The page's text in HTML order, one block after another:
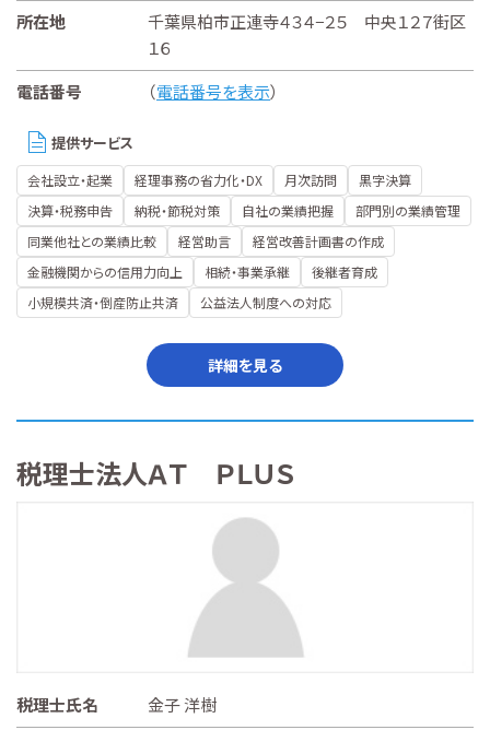
所在地
千葉県柏市正連寺４３４−２５ 中央１２７街区
１６
電話番号
（電話番号を表示）
提供サービス
会社設立・起業 経理事務の省力化・DX 月次訪問
黒字決算
決算・税務申告
納税・節税対策 自社の業績把握
部門別の業績管理
同業他社との業績比較
経営助言
経営改善計画書の作成
金融機関からの信用力向上
相続・事業承継
後継者育成
小規模共済・倒産防止共済
公益法人制度への対応
詳細を見る
税理士法人ＡＴ ＰＬＵＳ
税理士氏名
金子 洋樹